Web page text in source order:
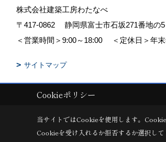
株式会社建築工房わたなべ
〒417-0862
静岡県富士市石坂271番地の
＜営業時間＞9:00～18:00
＜定休日＞年
サイトマップ
Copyright (c) 株式会社建築工房わたなべ. All
Cookieポリシー
当サイトではCookieを使用します。
Cookieを受け入れるか拒否するか選択して